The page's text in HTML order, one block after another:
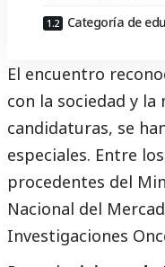
Categoría de
El encuentro
con la sociedad y
candidaturas, se
especiales. Entre
procedentes del
Nacional del
Investigaciones